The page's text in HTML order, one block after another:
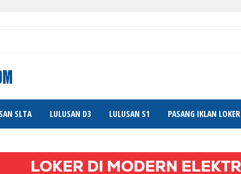
SLTA LULUSAN D3 LULUSAN S1 PASANG IKLAN LOKER